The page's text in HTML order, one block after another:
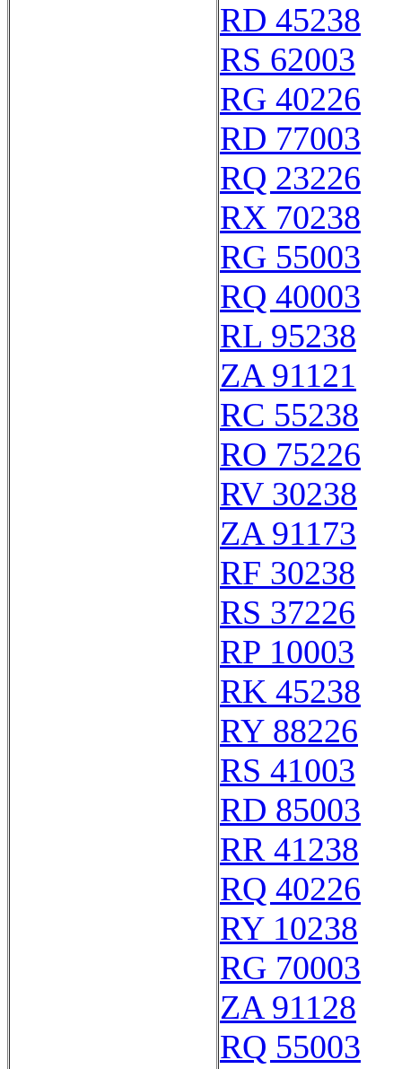
RD 45238
RS 62003
RG 40226
RD 77003
RQ 23226
RX 70238
RG 55003
RQ 40003
RL 95238
ZA 91121
RC 55238
RO 75226
RV 30238
ZA 91173
RF 30238
RS 37226
RP 10003
RK 45238
RY 88226
RS 41003
RD 85003
RR 41238
RQ 40226
RY 10238
RG 70003
ZA 91128
RQ 55003